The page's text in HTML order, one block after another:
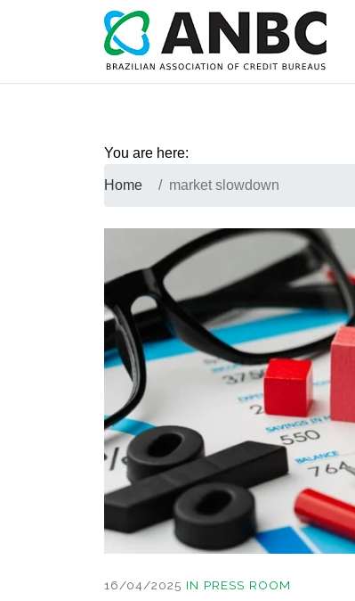
You are here:
Home market slowdown
16/04/2025 IN PRESS ROOM